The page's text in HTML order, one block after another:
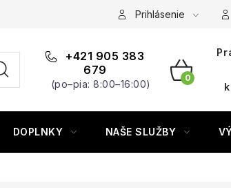
Prihlásenie
+421 905 383
679
(po–pia: 8:00–16:00)
DOPLNKY NAŠE SLUŽBY